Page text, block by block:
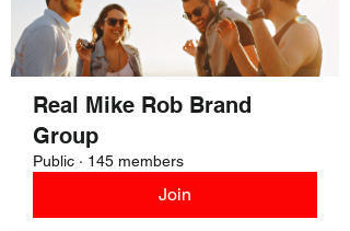
Real Mike Rob Brand
Group
Public · 145 members
Join